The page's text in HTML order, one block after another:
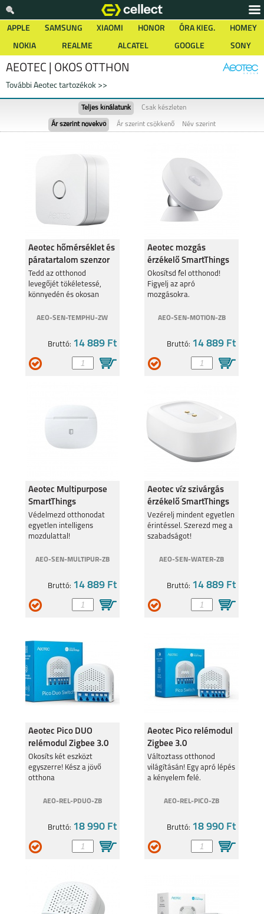
APPLE SAMSUNG XIAOMI HONOR ÓRA KIEG.
HOMEY
NOKIA
REALME ALCATEL GOOGLE SONY
AEOTEC | OKOS OTTHON
További Aeotec tartozékok >>
Teljes kínálatunk Csak készleten
Ár szerint növekvő Ár szerint csökkenő Név szerint
Aeotec hőmérséklet és
páratartalom szenzor
Z-Wave ZWA039
Tedd az otthonod
levegőjét tökéletessé,
könnyedén és okosan
AEO-SEN-TEMPHU-ZW
Bruttó: 14 889 Ft
Aeotec mozgás
érzékelő SmartThings
kompatibilis Zigbee 3.0
AEOMS
Okosítsd fel otthonod!
Figyelj az apró
mozgásokra.
AEO-SEN-MOTION-ZB
Bruttó: 14 889 Ft
Aeotec Multipurpose
SmartThings
kompatibilis szenzor
Zigbee 3.0
Védelmezd otthonodat
egyetlen intelligens
mozdulattal!
AEO-SEN-MULTIPUR-ZB
Bruttó: 14 889 Ft
Aeotec víz szivárgás
érzékelő SmartThings
kompatibilis Zigbee 3.
Vezérelj mindent egyetlen
érintéssel. Szerezd meg a
szabadságot!
AEO-SEN-WATER-ZB
Bruttó: 14 889 Ft
Aeotec Pico DUO
relémodul Zigbee 3.0
AEOZZGA003
Okosíts két eszközt
egyszerre! Kész a jövő
otthona
AEO-REL-PDUO-ZB
Bruttó: 18 990 Ft
Aeotec Pico relémodul
Zigbee 3.0
AEOZZGA002
Változtass otthonod
világításán! Egy apró lépés
a kényelem felé.
AEO-REL-PICO-ZB
Bruttó: 18 990 Ft